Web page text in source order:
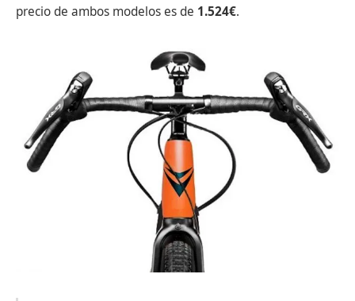
precio de ambos modelos es de 1.524€.